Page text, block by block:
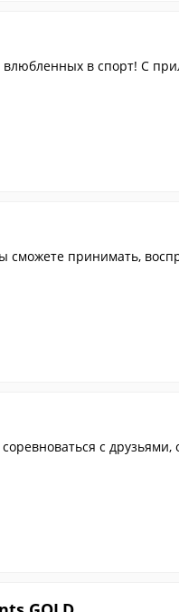
в спорт! С
принимать,
с